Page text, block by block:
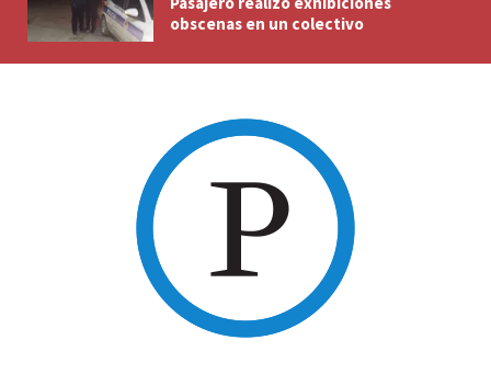
obscenas en un colectivo